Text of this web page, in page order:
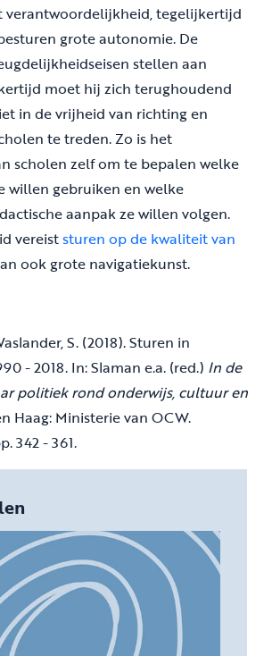
verantwoordelijkheid, tegelijkertijd
grote autonomie. De
stellen aan
moet hij zich terughoudend
in de vrijheid van richting en
te treden. Zo is het
scholen zelf om te bepalen welke
willen gebruiken en welke
aanpak ze willen volgen.
vereiststuren op de kwaliteit van
ook grote navigatiekunst.
S. (2018). Sturen in
- 2018. In: Slaman e.a. (red.) In de
politiek rond onderwijs, cultuur en
Haag: Ministerie van OCW.
342 - 361.